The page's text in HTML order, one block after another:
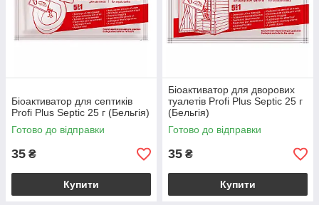
Біоактиватор для септиків
Profi Plus Septic 25 г (Бельгія)
Готово до відправки
35 ₴
Купити
Біоактиватор для дворових
туалетів Profi Plus Septic 25 г
(Бельгія)
Готово до відправки
35 ₴
Купити